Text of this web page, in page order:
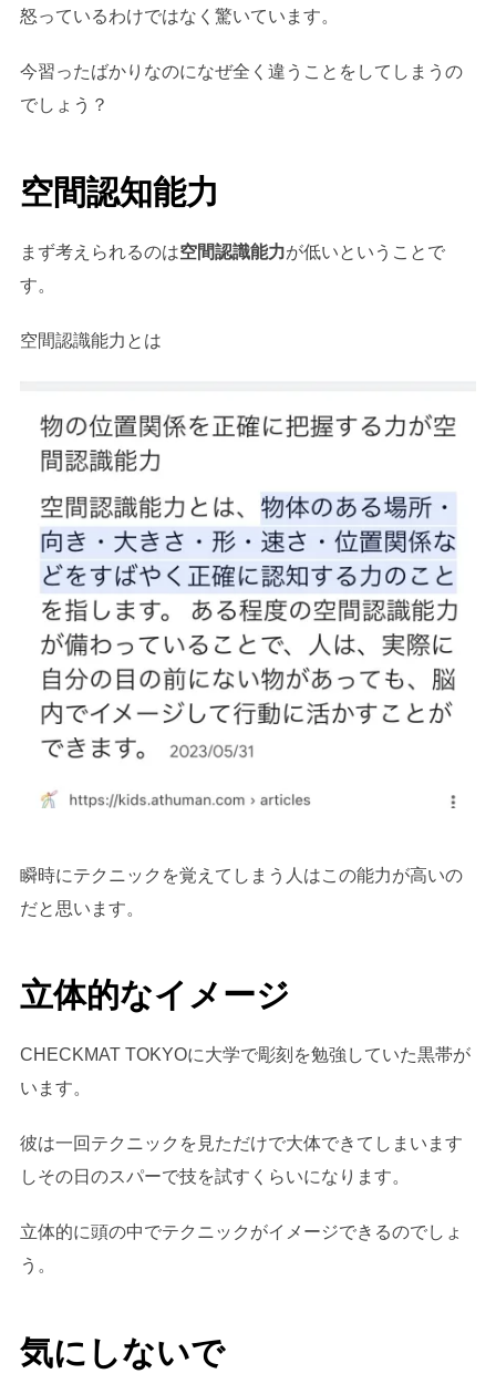
怒っているわけではなく驚いています。
今習ったばかりなのになぜ全く違うことをしてしまうの
でしょう？
空間認知能力
まず考えられるのは空間認識能力が低いということで
す。
空間認識能力とは
瞬時にテクニックを覚えてしまう人はこの能力が高いの
だと思います。
立体的なイメージ
CHECKMAT TOKYOに大学で彫刻を勉強していた黒帯が
います。
彼は一回テクニックを見ただけで大体できてしまいます
しその日のスパーで技を試すくらいになります。
立体的に頭の中でテクニックがイメージできるのでしょ
う。
気にしないで